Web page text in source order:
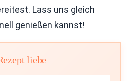
Lass uns gleich
genießen kannst!
liebe